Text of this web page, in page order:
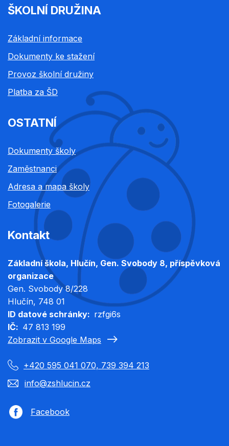
ŠKOLNÍ DRUŽINA
Základní informace
Dokumenty ke stažení
Provoz školní družiny
Platba za ŠD
OSTATNÍ
Dokumenty školy
Zaměstnanci
Adresa a mapa školy
Fotogalerie
Kontakt
Základní škola, Hlučín, Gen. Svobody 8, příspěvková
organizace
Gen. Svobody 8/228
Hlučín, 748 01
ID datové schránky
rzfgi6s
IČ
47 813 199
Zobrazit v Google Maps
+420 595 041 070, 739 394 213
info@zshlucin.cz
Facebook